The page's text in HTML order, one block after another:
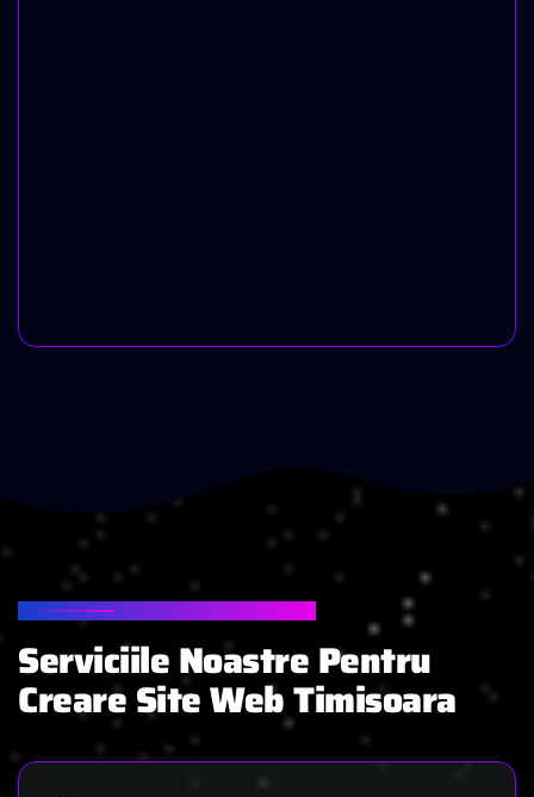
SERVICII WEB DESIGN
Serviciile Noastre Pentru
Creare Site Web Timisoara